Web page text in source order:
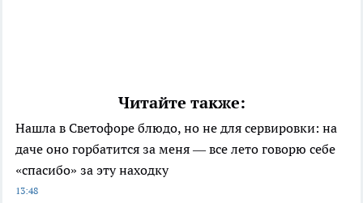
Читайте также:
Нашла в Светофоре блюдо, но не для сервировки: на
даче оно горбатится за меня — все лето говорю себе
«спасибо» за эту находку
13:48